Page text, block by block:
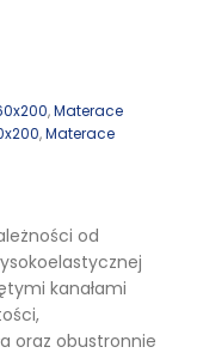
,Materace
,Materace
od
kanałami
oraz obustronnie